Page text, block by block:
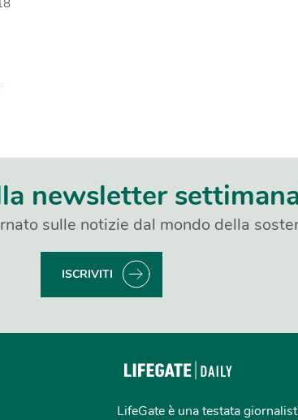
per arrivare pronti all’appuntamento.
newsletter
sulle notizie dal mondo della
ISCRIVITI
LifeGate è una testata